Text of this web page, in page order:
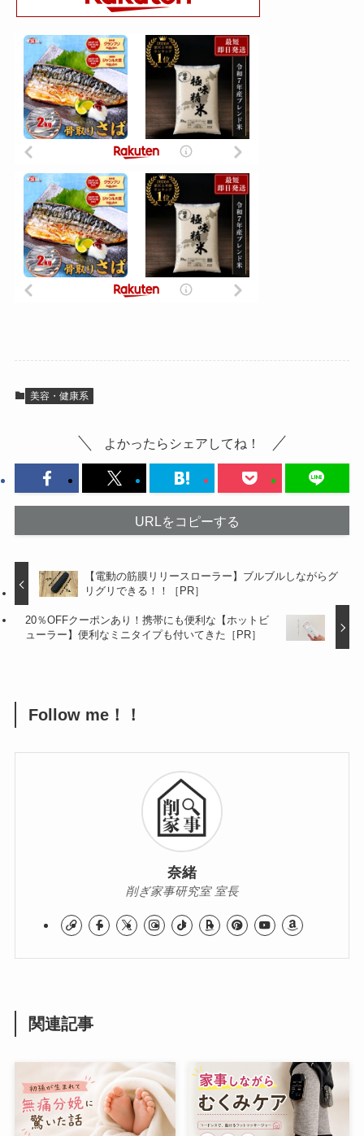
美容・健康系
よかったらシェアしてね！
URLをコピーする
【電動の筋膜リリースローラー】ブルブルしながらグ
リグリできる！！［PR］
20％OFFクーポンあり！携帯にも便利な【ホットビ
ューラー】便利なミニタイプも付いてきた［PR］
Follow me！！
奈緒
削ぎ家事研究室 室長
関連記事